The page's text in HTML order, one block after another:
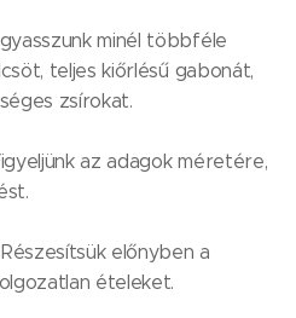
minél többféle
teljes kiőrlésű gabonát,
zsírokat.
az adagok méretére,
előnyben a
ételeket.